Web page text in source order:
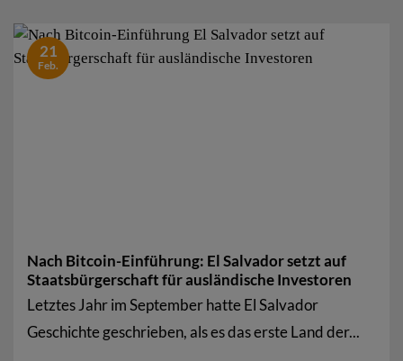
Nach Bitcoin-Einführung: El Salvador setzt auf
Staatsbürgerschaft für ausländische Investoren
Letztes Jahr im September hatte El Salvador
Geschichte geschrieben, als es das erste Land der...
21
Feb.